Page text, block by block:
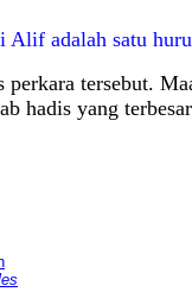
adalah satu
tersebut.
hadis yang